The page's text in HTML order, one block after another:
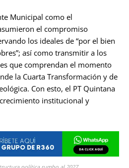
Municipal como el
el compromiso
los ideales de “por el bien
así como transmitir a los
que comprendan el momento
la Cuarta Transformación y de
Con esto, el PT Quintana
institucional y